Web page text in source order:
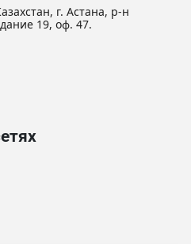
г. Астана, р-н
19, оф. 47.